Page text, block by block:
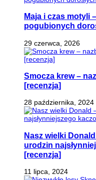
Maja i czas motyli
pogubionych
29 czerwca, 2026
Smocza krew –
[recenzja]
28 października, 2024
Nasz wielki
urodzin
[recenzja]
11 lipca, 2024